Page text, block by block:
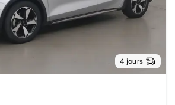
4 jours